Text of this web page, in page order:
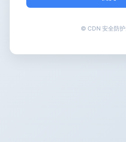
© CDN 安全防